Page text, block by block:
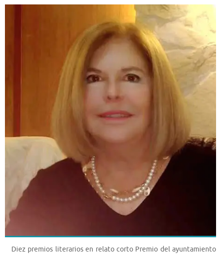
Diez premios literarios en relato corto Premio del ayuntamiento